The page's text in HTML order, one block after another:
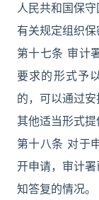
人民共和国保
有关规定组织保
第十七条 审计
要求的形式予
的，可以通过
其他适当形式提
第十八条 对于
开申请，审计
知答复的情况。